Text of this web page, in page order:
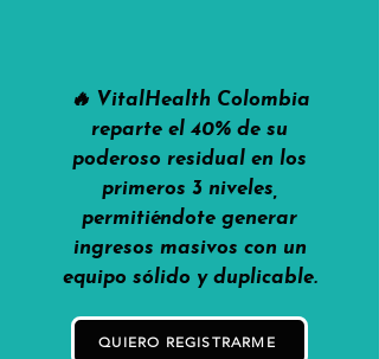
🔥 VitalHealth Colombia
reparte el 40% de su
poderoso residual en los
primeros 3 niveles,
permitiéndote generar
ingresos masivos con un
equipo sólido y duplicable.
QUIERO REGISTRARME